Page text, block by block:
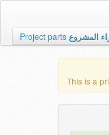
Project parts المشروع
This is a